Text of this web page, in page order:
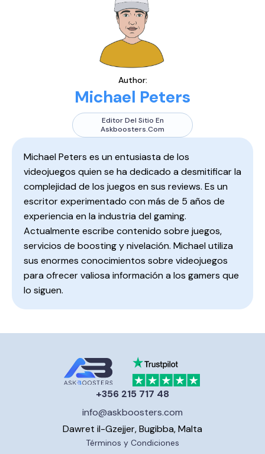
Author:
Michael Peters
Editor Del Sitio En
Askboosters.com
Michael Peters es un entusiasta de los
videojuegos quien se ha dedicado a desmitificar la
complejidad de los juegos en sus reviews. Es un
escritor experimentado con más de 5 años de
experiencia en la industria del gaming.
Actualmente escribe contenido sobre juegos,
servicios de boosting y nivelación. Michael utiliza
sus enormes conocimientos sobre videojuegos
para ofrecer valiosa información a los gamers que
lo siguen.
+356 215 717 48
info@askboosters.com
Dawret il-Gzejjer, Bugibba, Malta
Términos y Condiciones